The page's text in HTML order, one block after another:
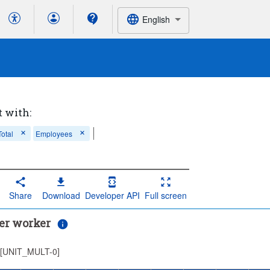
English
with:
Employees
Share Download Developer API Full screen
worker
0]